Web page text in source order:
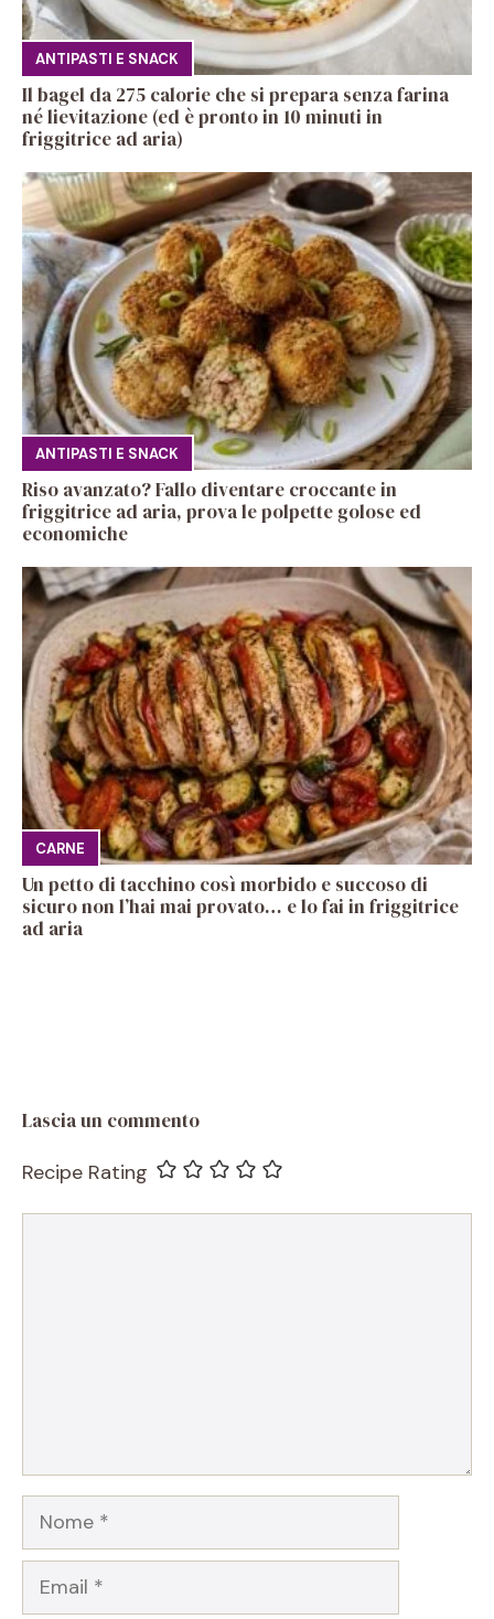
ANTIPASTI E SNACK
Il bagel da 275 calorie che si prepara senza farina
né lievitazione (ed è pronto in 10 minuti in
friggitrice ad aria)
ANTIPASTI E SNACK
Riso avanzato? Fallo diventare croccante in
friggitrice ad aria, prova le polpette golose ed
economiche
CARNE
Un petto di tacchino così morbido e succoso di
sicuro non l’hai mai provato… e lo fai in friggitrice
ad aria
Lascia un commento
Recipe Rating